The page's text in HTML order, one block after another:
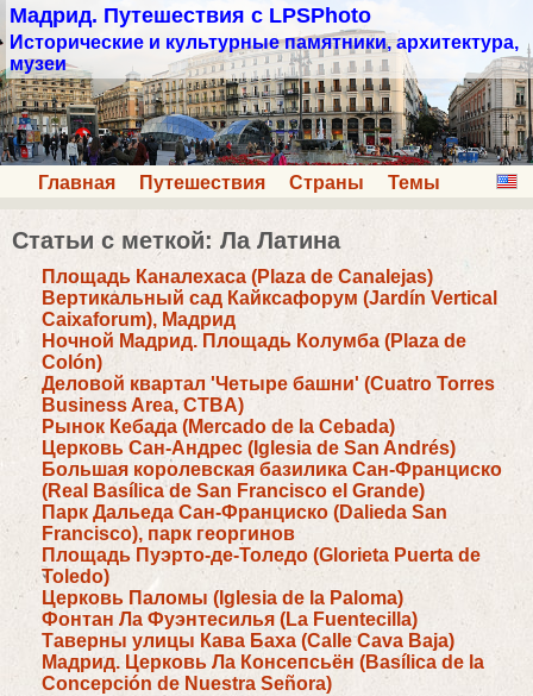
Мадрид. Путешествия с LPSPhoto
Исторические и культурные памятники, архитектура,
музеи
Главная Путешествия Страны Темы
Статьи с меткой: Ла Латина
Площадь Каналехаса (Plaza de Canalejas)
Вертикальный сад Кайксафорум (Jardín Vertical
Caixaforum), Мадрид
Ночной Мадрид. Площадь Колумба (Plaza de
Colón)
Деловой квартал 'Четыре башни' (Cuatro Torres
Business Area, CTBA)
Рынок Кебада (Mercado de la Cebada)
Церковь Сан-Андрес (Iglesia de San Andrés)
Большая королевская базилика Сан-Франциско
(Real Basílica de San Francisco el Grande)
Парк Дальеда Сан-Франциско (Dalieda San
Francisco), парк георгинов
Площадь Пуэрто-де-Толедо (Glorieta Puerta de
Toledo)
Церковь Паломы (Iglesia de la Paloma)
Фонтан Ла Фуэнтесилья (La Fuentecilla)
Таверны улицы Кава Баха (Calle Cava Baja)
Мадрид. Церковь Ла Консепсьён (Basílica de la
Concepción de Nuestra Señora)